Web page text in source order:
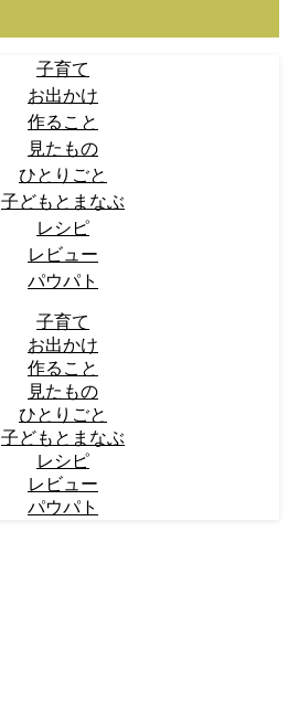
子育て
お出かけ
作ること
見たもの
ひとりごと
子どもとまなぶ
レシピ
レビュー
パウパト
子育て
お出かけ
作ること
見たもの
ひとりごと
子どもとまなぶ
レシピ
レビュー
パウパト